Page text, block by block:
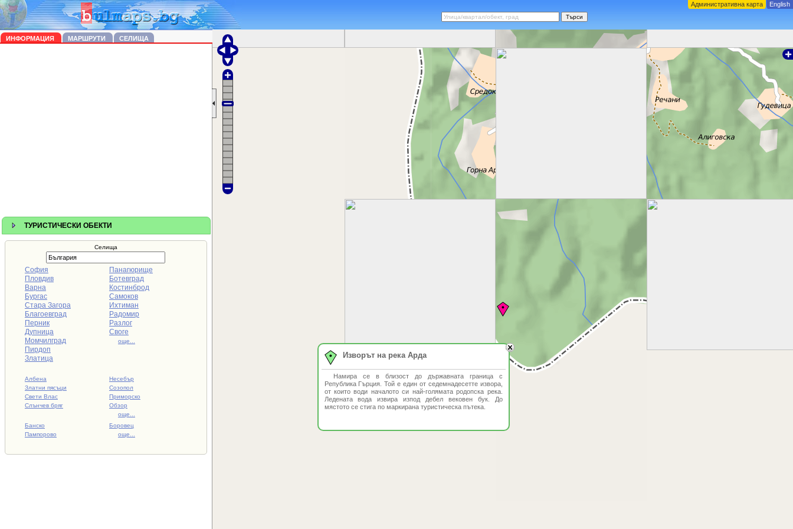
ИНФОРМАЦИЯ МАРШРУТИ СЕЛИЩА
ТУРИСТИЧЕСКИ ОБЕКТИ
Селища
София
Пловдив
Варна
Бургас
Стара Загора
Благоевград
Перник
Дупница
Момчилград
Пирдоп
Златица
Панагюрище
Ботевград
Костинброд
Самоков
Ихтиман
Радомир
Разлог
Своге
още...
Албена
Златни пясъци
Свети Влас
Слънчев бряг
Несебър
Созопол
Приморско
Обзор
още...
Банско
Пампорово
Боровец
още...
Изворът на река Арда
Намира се в близост до държавната граница с
Република Гърция. Той е един от седемнадесетте извора,
от които води началото си най-голямата родопска река.
Ледената вода извира изпод дебел вековен бук. До
мястото се стига по маркирана туристическа пътека.
Административна карта English